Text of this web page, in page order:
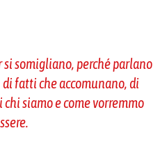
somigliano, perché parlano
fatti che accomunano, di
siamo e come vorremmo